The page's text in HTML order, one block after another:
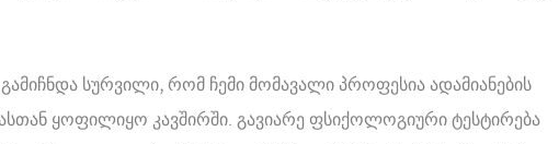
სურვილი, რომ ჩემი მომავალი პროფესია ადამიანების
ყოფილიყო კავშირში. გავიარე ფსიქოლოგიური ტესტირება